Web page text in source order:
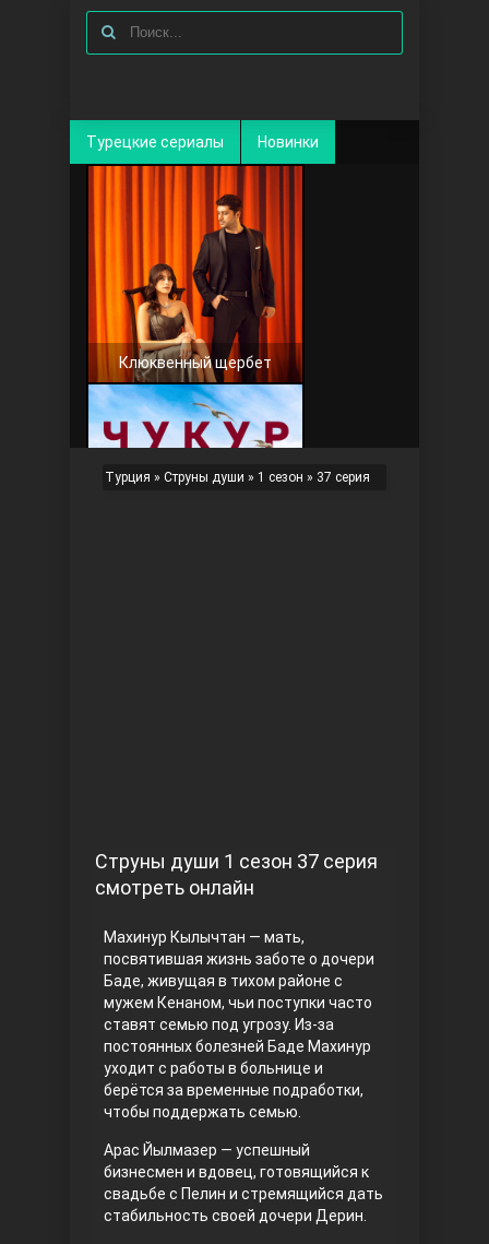
Турецкие сериалы Новинки
Клюквенный щербет
Правосyдие
Турция » Струны души » 1 сезон » 37 серия
Струны души 1 сезон 37 серия
смотреть онлайн
Махинур Кылычтан — мать,
посвятившая жизнь заботе о дочери
Баде, живущая в тихом районе с
мужем Кенаном, чьи поступки часто
ставят семью под угрозу. Из-за
постоянных болезней Баде Махинур
уходит с работы в больнице и
берётся за временные подработки,
чтобы поддержать семью.
Арас Йылмазер — успешный
бизнесмен и вдовец, готовящийся к
свадьбе с Пелин и стремящийся дать
стабильность своей дочери Дерин.